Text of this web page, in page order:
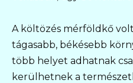
A költözés mérföldkő
tágasabb, békésebb
több helyet adhatnak
kerülhetnek a